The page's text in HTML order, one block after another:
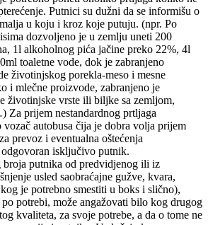
Putnici su dužni da se informišu o
u koju i kroz koje putuju. (npr. Po
dozvoljeno je u zemlju uneti 200
1l alkoholnog pića jačine preko 22%, 4l
toaletne vode, dok je zabranjeno
životinjskog porekla-meso i mesne
i mlečne proizvode, zabranjeno je
životinjske vrste ili biljke sa zemljom,
Za prijem nestandardnog prtljaga
autobusa čija je dobra volja prijem
prevoz i eventualna oštećenja
isključivo putnik.
broja putnika od predvidjenog ili iz
usled saobraćajne gužve, kvara,
je potrebno smestiti u boks i slično),
potrebi, može angažovati bilo kog drugog
kvaliteta, za svoje potrebe, a da o tome ne